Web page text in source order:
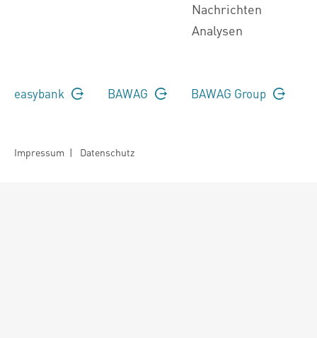
Nachrichten
Analysen
easybank BAWAG BAWAG Group
Impressum | Datenschutz